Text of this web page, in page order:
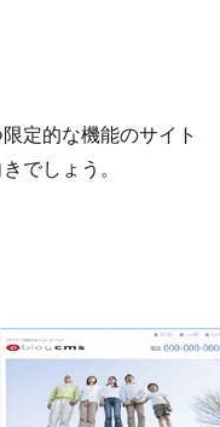
定的な機能のサイト
でしょう。